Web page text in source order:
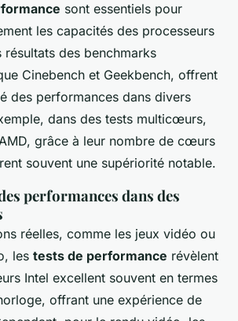
sont essentiels pour
les capacités des processeurs
résultats des benchmarks
Cinebench et Geekbench, offrent
des performances dans divers
dans des tests multicœurs,
grâce à leur nombre de cœurs
souvent une supériorité notable.
performances dans des
réelles, comme les jeux vidéo ou
les tests de performance révèlent
Intel excellent souvent en termes
offrant une expérience de